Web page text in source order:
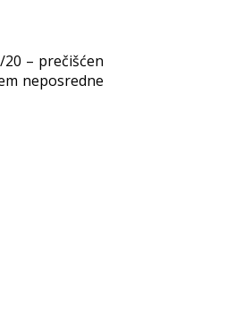
– prečišćen
neposredne